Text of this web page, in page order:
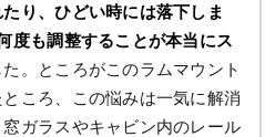
り、ひどい時には落下しま
度も調整することが本当にス
た。ところがこのラムマウント
ところ、この悩みは一気に解消
窓ガラスやキャビン内のレール